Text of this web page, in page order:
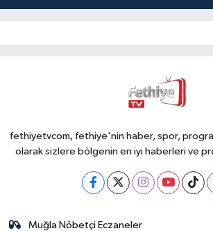
fethiyetvcom, fethiye'nin haber, spor,
olarak sizlere bölgenin en iyi haberleri ve
Muğla Nöbetçi Eczaneler